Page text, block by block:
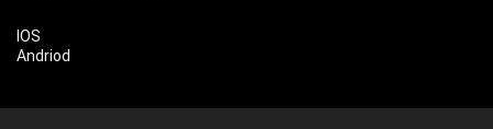
IOS
Andriod